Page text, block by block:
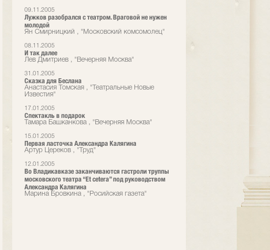
09.11.2005
Лужков разобрался с театром. Враговой не нужен
молодой
Ян Смирницкий , "Московский комсомолец"
08.11.2005
И так далее
Лев Дмитриев , "Вечерняя Москва"
31.01.2005
Сказка для Беслана
Анастасия Томская , "Театральные Новые
Известия"
17.01.2005
Спектакль в подарок
Тамара Башканкова , "Вечерняя Москва"
15.01.2005
Первая ласточка Александра Калягина
Артур Цереков , "Труд"
12.01.2005
Во Владикавказе заканчиваются гастроли труппы
московского театра “Et cetera” под руководством
Александра Калягина
Марина Бровкина , "Росийская газета"